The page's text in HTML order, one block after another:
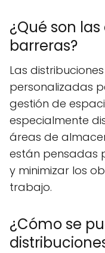
¿Qué son
barreras?
Las
personalizadas
gestión de
especialmente
áreas de
están pensadas
y minimizar los
trabajo.
¿Cómo se